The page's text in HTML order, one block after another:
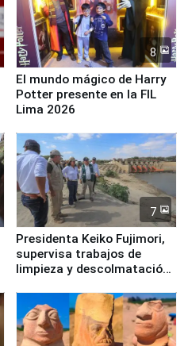
8
El mundo mágico de Harry
Potter presente en la FIL
Lima 2026
7
Presidenta Keiko Fujimori,
supervisa trabajos de
limpieza y descolmatación